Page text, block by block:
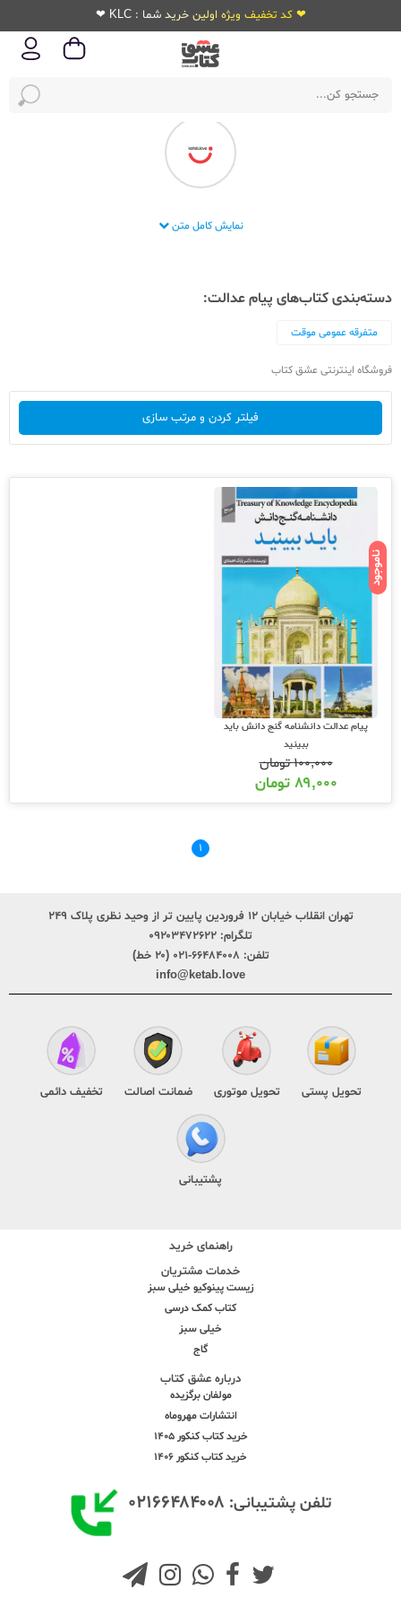
❤ کد تخفیف ویژه اولین خرید شما : KLC ❤
انتشارات پیام عدالت
نمایش کامل متن
دسته‌بندی کتاب‌های پیام عدالت:
متفرقه عمومی موقت
فروشگاه اینترنتی عشق کتاب
فیلتر کردن و مرتب سازی
ناموجود
پیام عدالت دانشنامه گنج دانش باید
ببینید
۱۰۰,۰۰۰تومان
۸۹,۰۰۰ تومان
۱
تهران انقلاب خیابان ۱۲ فروردین پایین تر از وحید نظری پلاک ۲۴۹
تلگرام: ۰۹۲۰۳۴۷۲۶۲۲
تلفن: ۶۶۴۸۴۰۰۸-۰۲۱ (۲۰ خط)
info@ketab.love
تحویل پستی تحویل موتوری ضمانت اصالت تخفیف دائمی
پشتیبانی
راهنمای خرید
خدمات مشتریان
زیست پینوکیو خیلی سبز
کتاب کمک درسی
خیلی سبز
گاج
درباره عشق کتاب
مولفان برگزیده
انتشارات مهروماه
خرید کتاب کنکور 1405
خرید کتاب کنکور 1406
تلفن پشتیبانی: ۰۲۱۶۶۴۸۴۰۰۸